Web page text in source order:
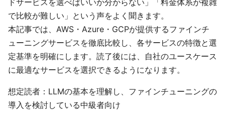
ドサービスを選べばいいか分からない」「料金体系が複雑
で比較が難しい」という声をよく聞きます。
本記事では、AWS・Azure・GCPが提供するファインチ
ューニングサービスを徹底比較し、各サービスの特徴と選
定基準を明確にします。読了後には、自社のユースケース
に最適なサービスを選択できるようになります。
想定読者：LLMの基本を理解し、ファインチューニングの
導入を検討している中級者向け